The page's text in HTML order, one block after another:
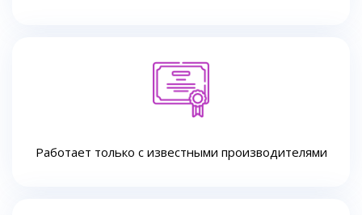
Работает только с известными производителями